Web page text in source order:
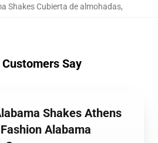
Shakes Cubierta de almohadas,
Say
Shakes Athens
Alabama